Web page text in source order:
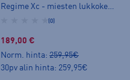
(0)
189,00 €
Norm. hinta: 259,95€
30pv alin hinta: 259,95€